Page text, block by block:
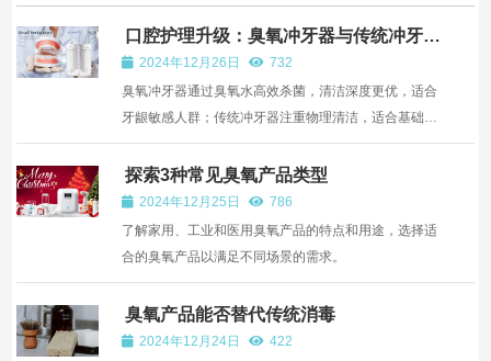
口腔护理升级：臭氧冲牙器与传统冲牙器
的对比
2024年12月26日
732
臭氧冲牙器通过臭氧水高效杀菌，清洁深度更优，适合
牙龈敏感人群；传统冲牙器注重物理清洁，适合基础口
腔护理需求。
探索3种常见臭氧产品类型
2024年12月25日
786
了解家用、工业和医用臭氧产品的特点和用途，选择适
合的臭氧产品以满足不同场景的需求。
臭氧产品能否替代传统消毒
2024年12月24日
422